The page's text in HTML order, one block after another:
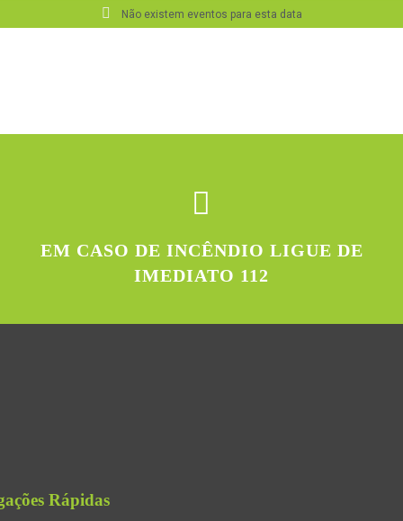
Não existem eventos para esta data
EM CASO DE INCÊNDIO LIGUE DE
IMEDIATO 112
Rápidas